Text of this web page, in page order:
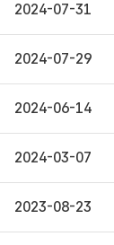
2024-07-31
2024-07-29
2024-06-14
2024-03-07
2023-08-23